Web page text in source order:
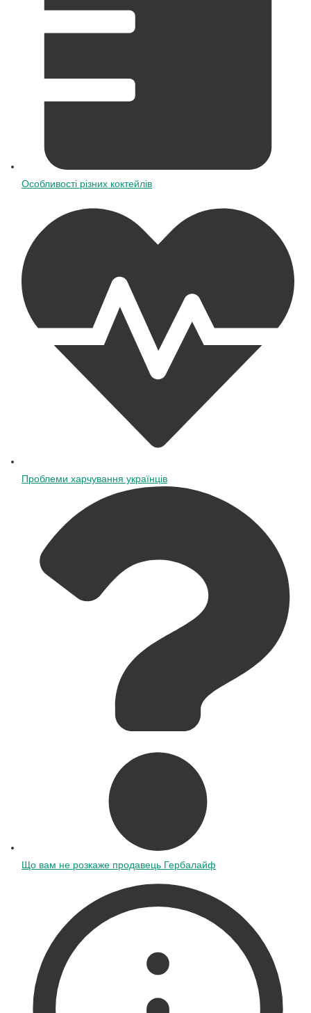
Особливості різних коктейлів
Проблеми харчування українців
Що вам не розкаже продавець Гербалайф